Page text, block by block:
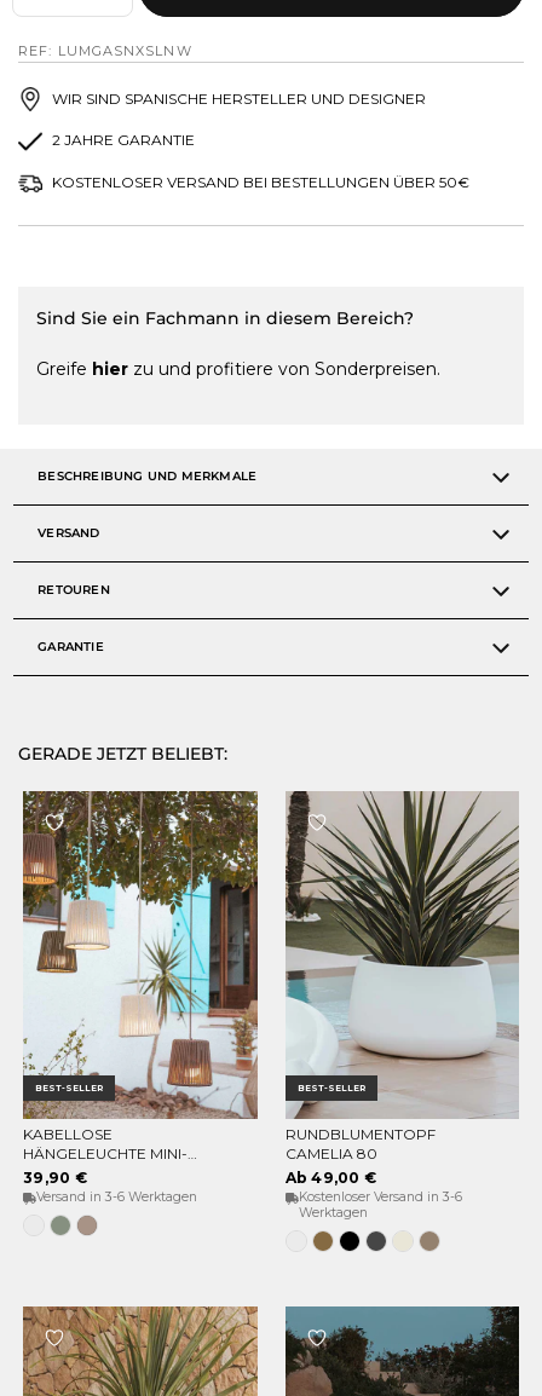
REF: LUMGASNXSLNW
WIR SIND SPANISCHE HERSTELLER UND DESIGNER
2 JAHRE GARANTIE
KOSTENLOSER VERSAND BEI BESTELLUNGEN ÜBER 50€
Sind Sie ein Fachmann in diesem Bereich?
Greife hier zu und profitiere von Sonderpreisen.
BESCHREIBUNG UND MERKMALE
VERSAND
RETOUREN
GARANTIE
GERADE JETZT BELIEBT:
BEST-SELLER
OPTIONEN WÄHLEN
KABELLOSE
HÄNGELEUCHTE MINI-
CONTA HANG
39,90 €
Versand in 3-6 Werktagen
WeißWeiches
Grün
Taupe
Grau
BEST-SELLER
OPTIONEN WÄHLEN
RUNDBLUMENTOPF
CAMELIA 80
Ab 49,00 €
Kostenloser Versand in 3-6
Werktagen
WeissBronzeSchwarz
Anthrazit
Opak-
beige
Taupe